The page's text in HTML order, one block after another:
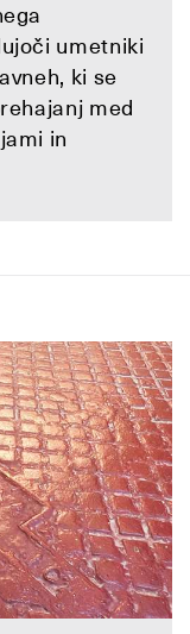
umetniki
ki se
med
in